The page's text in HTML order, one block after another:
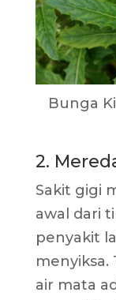
Bunga
2.
Sakit gigi
awal dari
penyakit
menyiksa.
air mata